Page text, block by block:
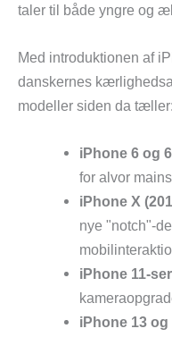
taler til både yngre og
Med introduktionen af
danskernes
modeller siden da tæller:
iPhone 6 og
for alvor
iPhone X
nye "notch"-
iPhone 11-
iPhone 13 og